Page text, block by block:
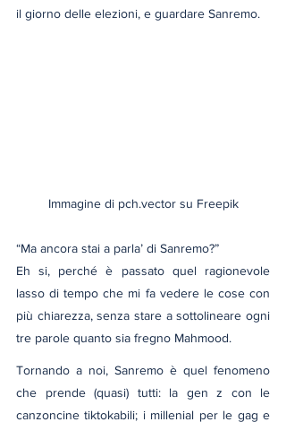
il giorno delle elezioni, e guardare Sanremo.
Immagine di pch.vector su Freepik
“Ma ancora stai a parla’ di Sanremo?”
Eh si, perché è passato quel ragionevole
lasso di tempo che mi fa vedere le cose con
più chiarezza, senza stare a sottolineare ogni
tre parole quanto sia fregno Mahmood.
Tornando a noi, Sanremo è quel fenomeno
che prende (quasi) tutti: la gen z con le
canzoncine tiktokabili; i millenial per le gag e